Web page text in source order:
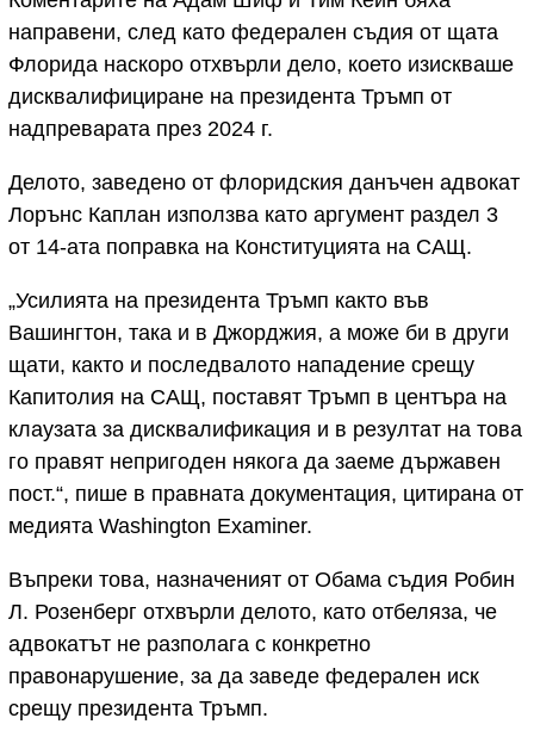
направени, след като федерален съдия от щата
Флорида наскоро отхвърли дело, което изискваше
дисквалифициране на президента Тръмп от
надпреварата през 2024 г.
Делото, заведено от флоридския данъчен адвокат
Лорънс Каплан използва като аргумент раздел 3
от 14-ата поправка на Конституцията на САЩ.
„Усилията на президента Тръмп както във
Вашингтон, така и в Джорджия, а може би в други
щати, както и последвалото нападение срещу
Капитолия на САЩ, поставят Тръмп в центъра на
клаузата за дисквалификация и в резултат на това
го правят непригоден някога да заеме държавен
пост.“, пише в правната документация, цитирана от
медията Washington Examiner.
Въпреки това, назначеният от Обама съдия Робин
Л. Розенберг отхвърли делото, като отбеляза, че
адвокатът не разполага с конкретно
правонарушение, за да заведе федерален иск
срещу президента Тръмп.